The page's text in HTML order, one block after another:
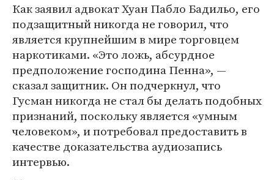
Как заявил адвокат Хуан Пабло Бадильо, его
подзащитный никогда не говорил, что
является крупнейшим в мире торговцем
наркотиками. «Это ложь, абсурдное
предположение господина Пенна», —
сказал защитник. Он подчеркнул, что
Гусман никогда не стал бы делать подобных
признаний, поскольку является «умным
человеком», и потребовал предоставить в
качестве доказательства аудиозапись
интервью.